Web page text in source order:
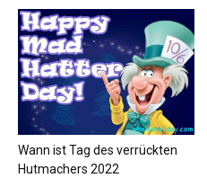
Wann ist Tag des verrückten
Hutmachers 2022